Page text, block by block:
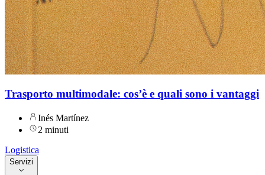
Trasporto multimodale: cos’è e quali sono i vantaggi
Inés Martínez
2 minuti
Logistica
Servizi